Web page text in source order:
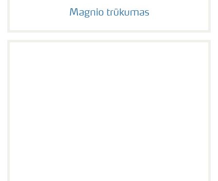
Magnio trūkumas
Magnio trūkumas